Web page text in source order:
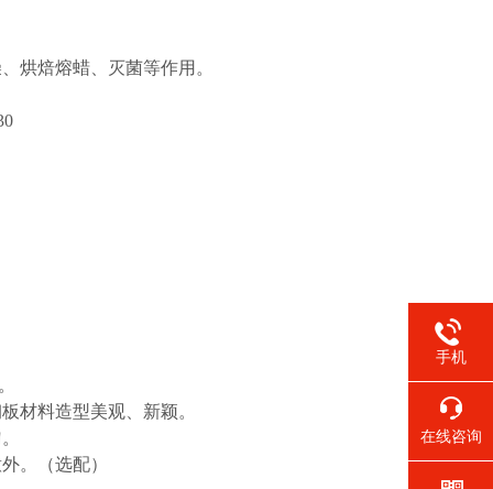
烘焙熔蜡、灭菌等作用。
材料造型美观、新颖。
。（选配）
手机
在线咨询